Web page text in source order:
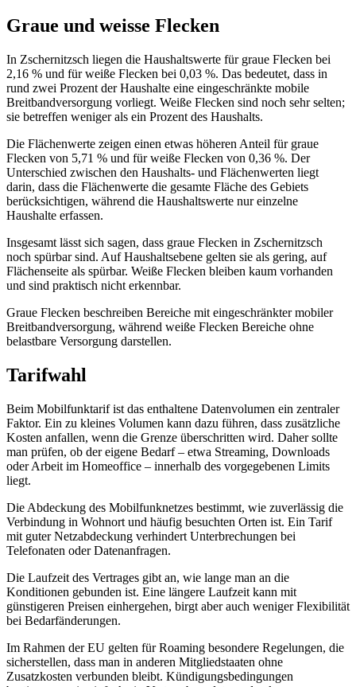
Graue und weisse Flecken
In Zschernitzsch liegen die Haushaltswerte für graue Flecken bei
2,16 % und für weiße Flecken bei 0,03 %. Das bedeutet, dass in
rund zwei Prozent der Haushalte eine eingeschränkte mobile
Breitbandversorgung vorliegt. Weiße Flecken sind noch sehr selten;
sie betreffen weniger als ein Prozent des Haushalts.
Die Flächenwerte zeigen einen etwas höheren Anteil für graue
Flecken von 5,71 % und für weiße Flecken von 0,36 %. Der
Unterschied zwischen den Haushalts- und Flächenwerten liegt
darin, dass die Flächenwerte die gesamte Fläche des Gebiets
berücksichtigen, während die Haushaltswerte nur einzelne
Haushalte erfassen.
Insgesamt lässt sich sagen, dass graue Flecken in Zschernitzsch
noch spürbar sind. Auf Haushaltsebene gelten sie als gering, auf
Flächenseite als spürbar. Weiße Flecken bleiben kaum vorhanden
und sind praktisch nicht erkennbar.
Graue Flecken beschreiben Bereiche mit eingeschränkter mobiler
Breitbandversorgung, während weiße Flecken Bereiche ohne
belastbare Versorgung darstellen.
Tarifwahl
Beim Mobilfunktarif ist das enthaltene Datenvolumen ein zentraler
Faktor. Ein zu kleines Volumen kann dazu führen, dass zusätzliche
Kosten anfallen, wenn die Grenze überschritten wird. Daher sollte
man prüfen, ob der eigene Bedarf – etwa Streaming, Downloads
oder Arbeit im Homeoffice – innerhalb des vorgegebenen Limits
liegt.
Die Abdeckung des Mobilfunknetzes bestimmt, wie zuverlässig die
Verbindung in Wohnort und häufig besuchten Orten ist. Ein Tarif
mit guter Netzabdeckung verhindert Unterbrechungen bei
Telefonaten oder Datenanfragen.
Die Laufzeit des Vertrages gibt an, wie lange man an die
Konditionen gebunden ist. Eine längere Laufzeit kann mit
günstigeren Preisen einhergehen, birgt aber auch weniger Flexibilität
bei Bedarfänderungen.
Im Rahmen der EU gelten für Roaming besondere Regelungen, die
sicherstellen, dass man in anderen Mitgliedstaaten ohne
Zusatzkosten verbunden bleibt. Kündigungsbedingungen